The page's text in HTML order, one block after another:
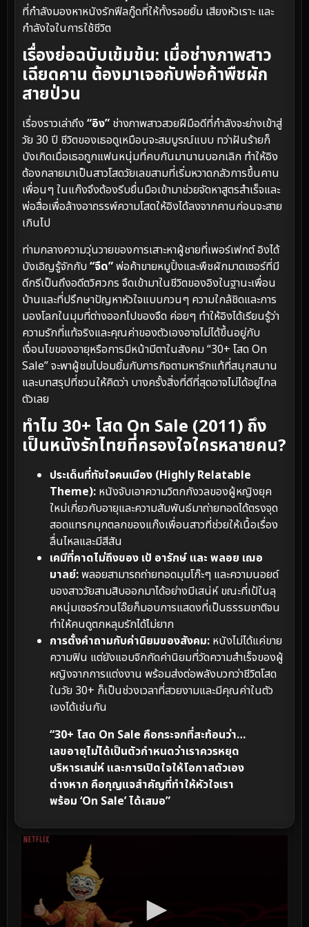
ที่กำลังมองหาหนังรักฟีลกู๊ดที่ให้ทั้งรอยยิ้ม เสียงหัวเราะ และ
กำลังใจในการใช้ชีวิต
เรื่องย่อฉบับเข้มข้น: เมื่อช่างภาพสาว
เฉียดคาน ต้องมาเจอกับพ่อค้าพืชผัก
สายป่วน
เรื่องราวเล่าถึง “อิง” ช่างภาพสาวสวยฝีมือดีที่กำลังจะย่างเข้าสู่
วัย 30 ปี ชีวิตของเธอดูเหมือนจะสมบูรณ์แบบ ทว่าฝันร้ายก็
บังเกิดเมื่อเธอถูกแฟนหนุ่มที่คบกันมานานบอกเลิก ทำให้อิง
ต้องกลายมาเป็นสาวโสดวัยเลขสามที่เริ่มหวาดกลัวการขึ้นคาน
เพื่อนๆ ในแก๊งจึงต้องรีบยื่นมือเข้ามาช่วยจัดหาสูตรสำเร็จและ
พ่อสื่อเพื่อล้างอาถรรพ์ความโสดให้อิงได้ลงจากคานก่อนจะสาย
เกินไป
ท่ามกลางความวุ่นวายของการเสาะหาผู้ชายที่เพอร์เฟกต์ อิงได้
บังเอิญรู้จักกับ“จืด”พ่อค้าขายหมูปิ้งและพืชผักมาดเซอร์ที่มี
ดีกรีเป็นถึงอดีตวิศวกร จืดเข้ามาในชีวิตของอิงในฐานะเพื่อน
บ้านและที่ปรึกษาปัญหาหัวใจแบบกวนๆ ความใกล้ชิดและการ
มองโลกในมุมที่ต่างออกไปของจืด ค่อยๆ ทำให้อิงได้เรียนรู้ว่า
ความรักที่แท้จริงและคุณค่าของตัวเองอาจไม่ได้ขึ้นอยู่กับ
เงื่อนไขของอายุหรือการมีหน้ามีตาในสังคม “30+ โสด On
Sale” จะพาผู้ชมไปอมยิ้มกับภารกิจตามหารักแท้ที่สนุกสนาน
และบทสรุปที่ชวนให้คิดว่า บางครั้งสิ่งที่ดีที่สุดอาจไม่ได้อยู่ไกล
ตัวเลย
ทำไม 30+ โสด On Sale (2011) ถึง
เป็นหนังรักไทยที่ครองใจใครหลายคน?
ประเด็นที่ทัชใจคนเมือง (Highly Relatable
Theme): หนังจับเอาความวิตกกังวลของผู้หญิงยุค
ใหม่เกี่ยวกับอายุและความสัมพันธ์มาถ่ายทอดได้ตรงจุด
สอดแทรกมุกตลกของแก๊งเพื่อนสาวที่ช่วยให้เนื้อเรื่อง
ลื่นไหลและมีสีสัน
เคมีที่คาดไม่ถึงของ เป้ อารักษ์ และ พลอย เฌอ
มาลย์:พลอยสามารถถ่ายทอดมุมโก๊ะๆ และความนอยด์
ของสาววัยสามสิบออกมาได้อย่างมีเสน่ห์ ขณะที่เป้ในลุ
คหนุ่มเซอร์กวนโอ๊ยก็มอบการแสดงที่เป็นธรรมชาติจน
ทำให้คนดูตกหลุมรักได้ไม่ยาก
การตั้งคำถามกับค่านิยมของสังคม: หนังไม่ได้แค่ขาย
ความฟิน แต่ยังแอบจิกกัดค่านิยมที่วัดความสำเร็จของผู้
หญิงจากการแต่งงาน พร้อมส่งต่อพลังบวกว่าชีวิตโสด
ในวัย 30+ ก็เป็นช่วงเวลาที่สวยงามและมีคุณค่าในตัว
เองได้เช่นกัน
“30+ โสด On Sale คือกระจกที่สะท้อนว่า…
เลขอายุไม่ได้เป็นตัวกำหนดว่าเราควรหยุด
บริหารเสน่ห์ และการเปิดใจให้โอกาสตัวเอง
ต่างหาก คือกุญแจสำคัญที่ทำให้หัวใจเรา
พร้อม ‘On Sale’ ได้เสมอ”